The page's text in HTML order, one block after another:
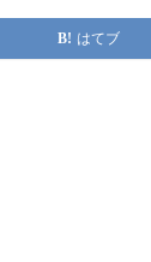
はてブ